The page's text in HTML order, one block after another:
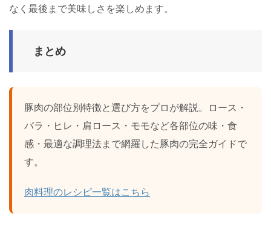
なく最後まで美味しさを楽しめます。
まとめ
豚肉の部位別特徴と選び方をプロが解説。ロース・
バラ・ヒレ・肩ロース・モモなど各部位の味・食
感・最適な調理法まで網羅した豚肉の完全ガイドで
す。
肉料理のレシピ一覧はこちら